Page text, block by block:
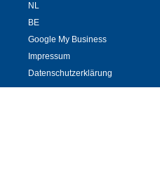
NL
BE
Google My Business
Impressum
Datenschutzerklärung